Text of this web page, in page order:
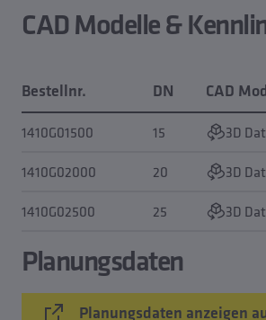
CAD Modelle &
Bestellnr. DN CAD
1410G01500 15 3D
1410G02000 20 3D
1410G02500 25 3D
Planungsdaten
Planungsdaten anzeigen